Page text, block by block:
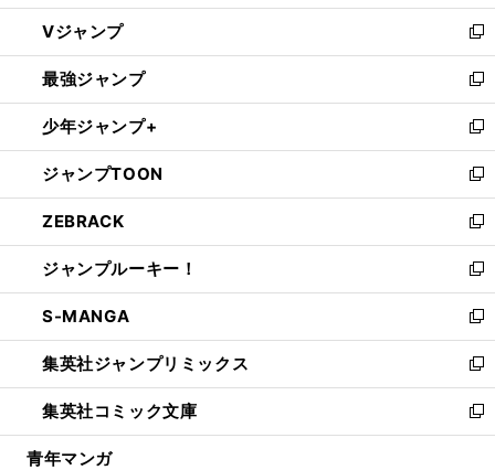
ウ
ィ
ン
ド
ウ
で
開
く
し
い
ウ
ィ
ン
ド
ウ
で
開
く
Vジャンプ
新
し
い
ウ
ィ
ン
ド
ウ
で
開
く
最強ジャンプ
新
し
い
ウ
ィ
ン
ド
ウ
で
開
く
少年ジャンプ+
新
し
い
ウ
ィ
ン
ド
ウ
で
開
く
ジャンプTOON
新
し
い
ウ
ィ
ン
ド
ウ
で
開
く
ZEBRACK
新
し
い
ウ
ィ
ン
ド
ウ
で
開
ジャンプルーキー！
新
し
い
ウ
ィ
ン
ド
ウ
S-MANGA
新
し
い
ウ
ィ
ン
集英社ジャンプリミックス
新
し
い
ウ
集英社コミック文庫
新
し
青年マンガ